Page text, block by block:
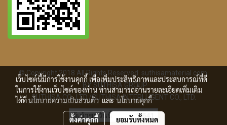
© Copyright 2018 All Rights Reserved. suthisamaterial.com.
BY SUTHISA GROUP
SUTHISA CO., LTD./SUTHISA INTERLLIGENT CO., LTD.
ผู้เข้าชมวันนี้ 1,641
เว็บไซต์นี้มีการใช้งานคุกกี้ เพื่อเพิ่มประสิทธิภาพและประสบการณ์ที่ดี
ในการใช้งานเว็บไซต์ของท่าน ท่านสามารถอ่านรายละเอียดเพิ่มเติม
ได้ที่นโยบายความเป็นส่วนตัวและนโยบายคุกกี้
ตั้งค่าคุกกี้ ยอมรับทั้งหมด